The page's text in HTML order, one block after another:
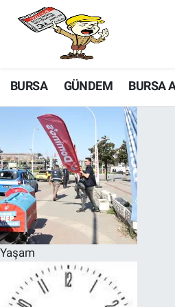
BURSA GÜNDEM BURSA
Yaşam